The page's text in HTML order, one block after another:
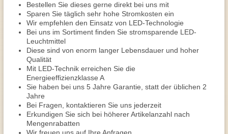
Bestellen Sie dieses gerne direkt bei uns mit
Sparen Sie täglich sehr hohe Stromkosten ein
Wir empfehlen den Einsatz von LED-Technologie
Bei uns im Sortiment finden Sie stromsparende LED-
Leuchtmittel
Diese sind von enorm langer Lebensdauer und hoher
Qualität
Mit LED-Technik erreichen Sie die
Energieeffizienzklasse A
Sie haben bei uns 5 Jahre Garantie, statt der üblichen 2
Jahre
Bei Fragen, kontaktieren Sie uns jederzeit
Erkundigen Sie sich bei höherer Artikelanzahl nach
Mengenrabatten